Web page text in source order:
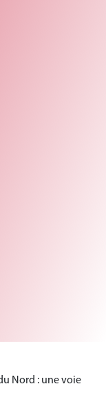
Nord : une voie